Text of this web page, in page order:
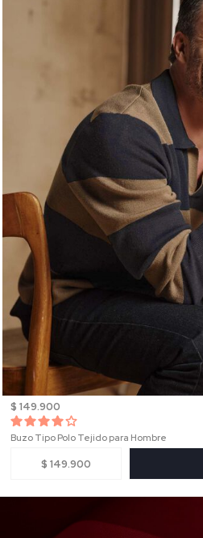
$ 149.900
Buzo Tipo Polo Tejido para Hombre
$ 149.900